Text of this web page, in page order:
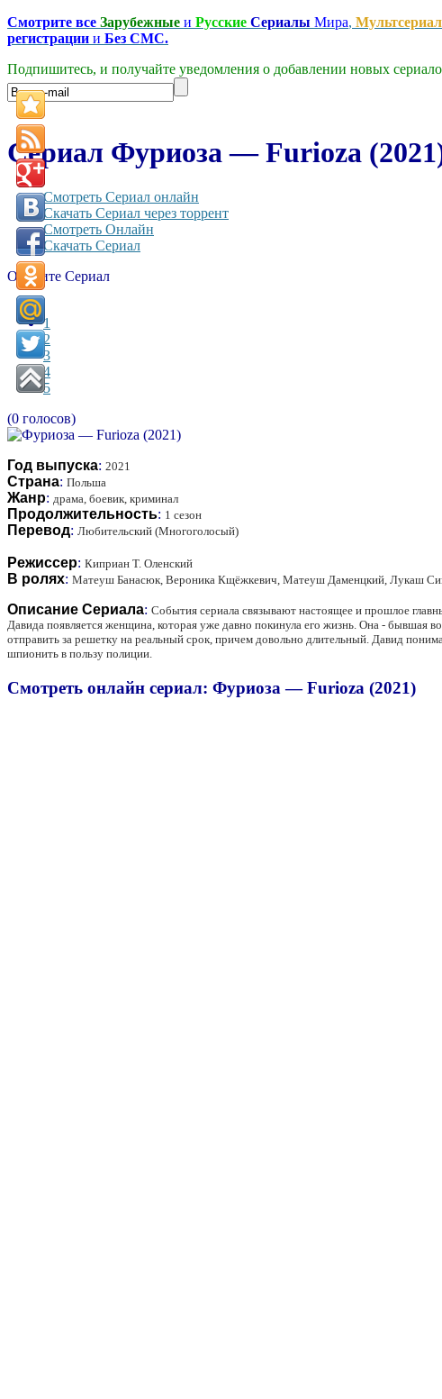
Смотрите все Зарубежные и Русские Сериалы Мира,
регистрации и Без СМС.
Подпишитесь, и получайте уведомления о добавлении новых
Сериал Фуриоза — Furioza
Смотреть Сериал онлайн
Скачать Сериал через торрент
Смотреть Онлайн
Скачать Сериал
Оцените Сериал
1
2
3
4
5
(0 голосов)
Год выпуска: 2021
Страна: Польша
Жанр: драма, боевик, криминал
Продолжительность: 1 сезон
Перевод: Любительский (Многоголосый)
Режиссер: Киприан Т. Оленский
В ролях: Матеуш Банасюк, Вероника Кщёжкевич, Матеуш Даменцкий, Лукаш
Описание Сериала: События сериала связывают настоящее и прошлое
Давида появляется женщина, которая уже давно покинула его жизнь. Она - бывшая
отправить за решетку на реальный срок, причем довольно длительный. Давид
шпионить в пользу полиции.
Смотреть онлайн сериал: Фуриоза — Furioza (2021)